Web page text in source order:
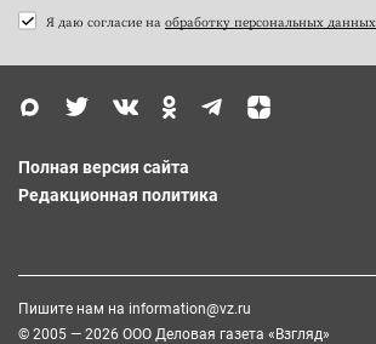
Я даю согласие на обработку персональных данных
Полная версия сайта
Редакционная политика
Пишите нам на information@vz.ru
© 2005 — 2026 ООО Деловая газета «Взгляд»